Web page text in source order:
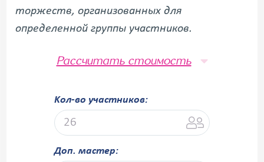
торжеств, организованных для
определенной группы участников.
Рассчитать стоимость
Kол-во участников:
Доп. мастер: